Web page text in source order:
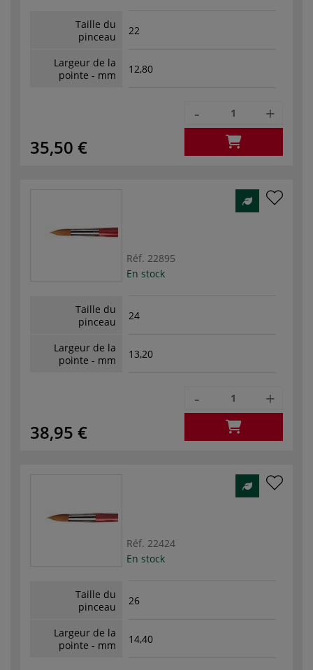
Taille du
pinceau
22
Largeur de la
pointe - mm
12,80
35,50 €
- +
Réf. 22895
En stock
Taille du
pinceau
24
Largeur de la
pointe - mm
13,20
38,95 €
- +
Réf. 22424
En stock
Taille du
pinceau
26
Largeur de la
pointe - mm
14,40